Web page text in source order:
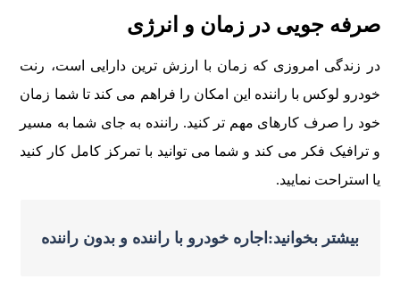
صرفه جویی در زمان و انرژی
در زندگی امروزی که زمان با ارزش ترین دارایی است، رنت
خودرو لوکس با راننده این امکان را فراهم می کند تا شما زمان
خود را صرف کارهای مهم تر کنید. راننده به جای شما به مسیر
و ترافیک فکر می کند و شما می توانید با تمرکز کامل کار کنید
یا استراحت نمایید.
بیشتر بخوانید:اجاره خودرو با راننده و بدون راننده